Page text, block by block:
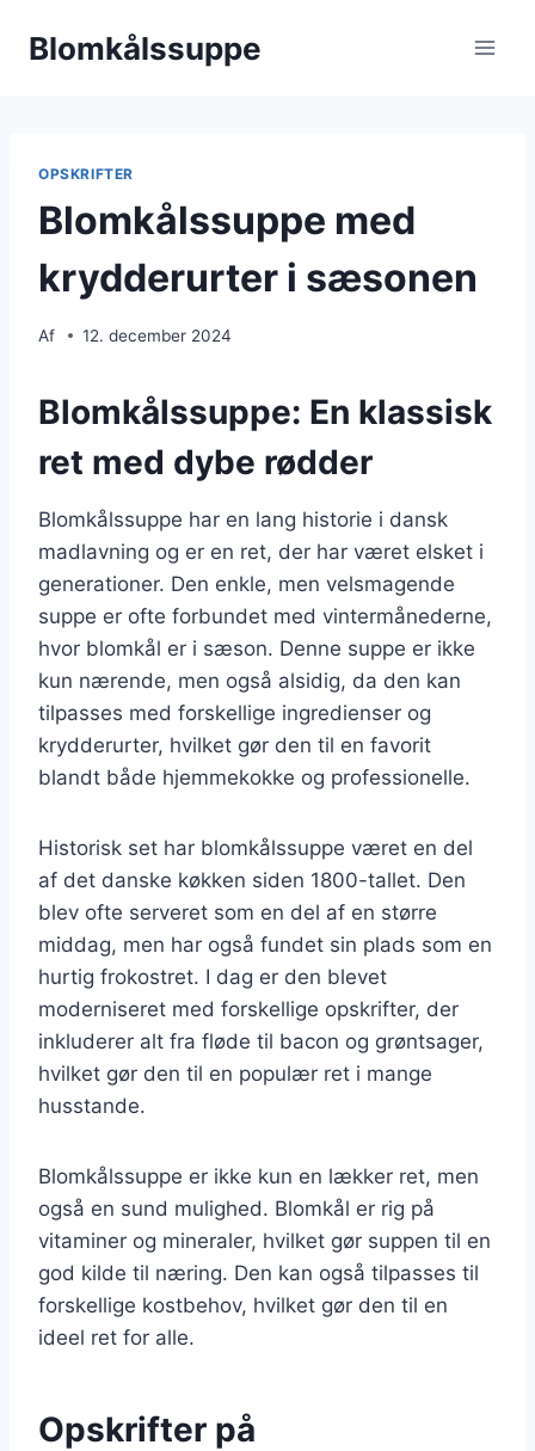
Blomkålssuppe
OPSKRIFTER
Blomkålssuppe med
krydderurter i sæsonen
Af 12. december 2024
Blomkålssuppe: En klassisk
ret med dybe rødder
Blomkålssuppe har en lang historie i dansk
madlavning og er en ret, der har været elsket i
generationer. Den enkle, men velsmagende
suppe er ofte forbundet med vintermånederne,
hvor blomkål er i sæson. Denne suppe er ikke
kun nærende, men også alsidig, da den kan
tilpasses med forskellige ingredienser og
krydderurter, hvilket gør den til en favorit
blandt både hjemmekokke og professionelle.
Historisk set har blomkålssuppe været en del
af det danske køkken siden 1800-tallet. Den
blev ofte serveret som en del af en større
middag, men har også fundet sin plads som en
hurtig frokostret. I dag er den blevet
moderniseret med forskellige opskrifter, der
inkluderer alt fra fløde til bacon og grøntsager,
hvilket gør den til en populær ret i mange
husstande.
Blomkålssuppe er ikke kun en lækker ret, men
også en sund mulighed. Blomkål er rig på
vitaminer og mineraler, hvilket gør suppen til en
god kilde til næring. Den kan også tilpasses til
forskellige kostbehov, hvilket gør den til en
ideel ret for alle.
Opskrifter på